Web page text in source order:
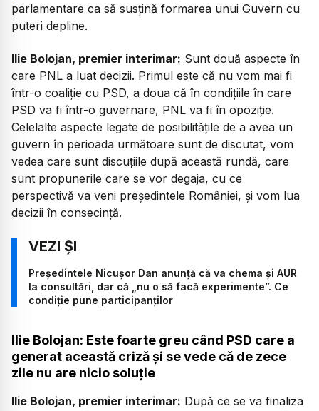
parlamentare ca să susțină formarea unui Guvern cu
puteri depline.
Ilie Bolojan, premier interimar: Sunt două aspecte în
care PNL a luat decizii. Primul este că nu vom mai fi
într-o coaliție cu PSD, a doua că în condițiile în care
PSD va fi într-o guvernare, PNL va fi în opoziție.
Celelalte aspecte legate de posibilitățile de a avea un
guvern în perioada următoare sunt de discutat, vom
vedea care sunt discuțiile după această rundă, care
sunt propunerile care se vor degaja, cu ce
perspectivă va veni președintele României, și vom lua
decizii în consecință.
Președintele Nicușor Dan anunță că va chema și AUR
la consultări, dar că „nu o să facă experimente”. Ce
condiție pune participanților
Ilie Bolojan: Este foarte greu când PSD care a
generat această criză și se vede că de zece
zile nu are nicio soluție
Ilie Bolojan, premier interimar: După ce se va finaliza